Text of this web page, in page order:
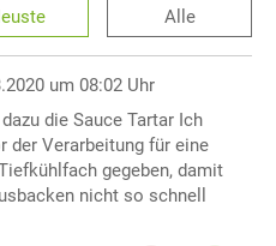
Alle
um 08:02 Uhr
die Sauce Tartar Ich
der Verarbeitung für eine
gegeben, damit
nicht so schnell